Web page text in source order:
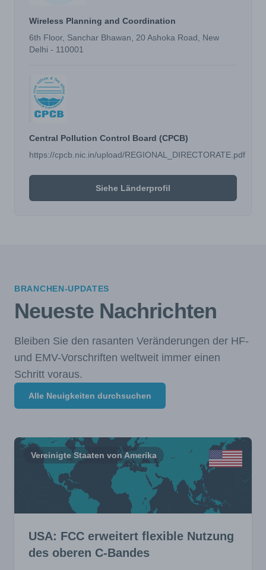
Wireless Planning and Coordination
6th Floor, Sanchar Bhawan, 20 Ashoka Road, New
Delhi - 110001
Central Pollution Control Board (CPCB)
https://cpcb.nic.in/upload/REGIONAL_DIRECTORATE.pdf
Siehe Länderprofil
BRANCHEN-UPDATES
Neueste Nachrichten
Bleiben Sie den rasanten Veränderungen der HF-
und EMV-Vorschriften weltweit immer einen
Schritt voraus.
Alle Neuigkeiten durchsuchen
Vereinigte Staaten von Amerika
USA: FCC erweitert flexible Nutzung
des oberen C-Bandes